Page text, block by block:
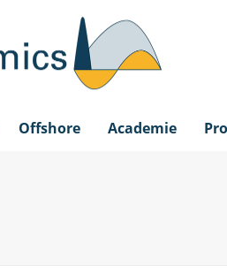
Offshore Academie